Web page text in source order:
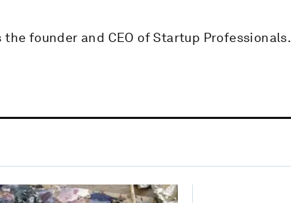
founder and CEO of Startup Professionals.